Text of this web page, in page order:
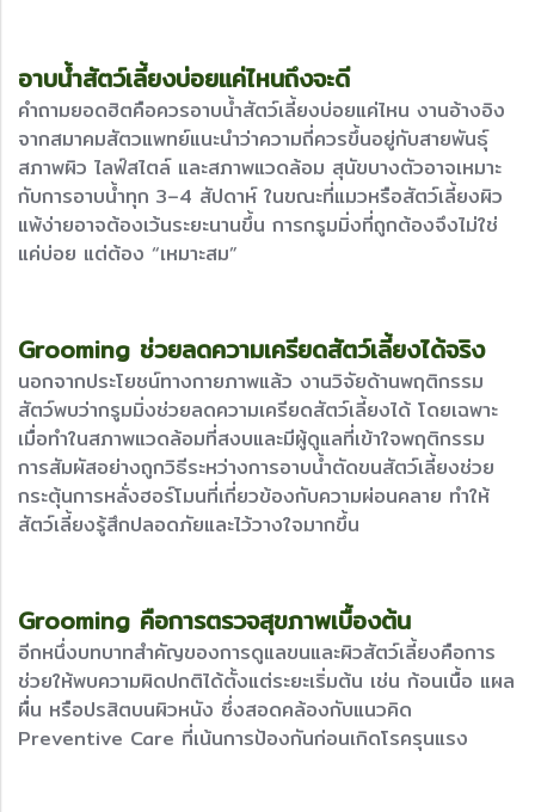
อาบน้ำสัตว์เลี้ยงบ่อยแค่ไหนถึงจะดี
คำถามยอดฮิตคือควรอาบน้ำสัตว์เลี้ยงบ่อยแค่ไหน งานอ้างอิง
จากสมาคมสัตวแพทย์แนะนำว่าความถี่ควรขึ้นอยู่กับสายพันธุ์
สภาพผิว ไลฟ์สไตล์ และสภาพแวดล้อม สุนัขบางตัวอาจเหมาะ
กับการอาบน้ำทุก 3–4 สัปดาห์ ในขณะที่แมวหรือสัตว์เลี้ยงผิว
แพ้ง่ายอาจต้องเว้นระยะนานขึ้น การกรูมมิ่งที่ถูกต้องจึงไม่ใช่
แค่บ่อย แต่ต้อง “เหมาะสม”
Grooming ช่วยลดความเครียดสัตว์เลี้ยงได้จริง
นอกจากประโยชน์ทางกายภาพแล้ว งานวิจัยด้านพฤติกรรม
สัตว์พบว่ากรูมมิ่งช่วยลดความเครียดสัตว์เลี้ยงได้ โดยเฉพาะ
เมื่อทำในสภาพแวดล้อมที่สงบและมีผู้ดูแลที่เข้าใจพฤติกรรม
การสัมผัสอย่างถูกวิธีระหว่างการอาบน้ำตัดขนสัตว์เลี้ยงช่วย
กระตุ้นการหลั่งฮอร์โมนที่เกี่ยวข้องกับความผ่อนคลาย ทำให้
สัตว์เลี้ยงรู้สึกปลอดภัยและไว้วางใจมากขึ้น
Grooming คือการตรวจสุขภาพเบื้องต้น
อีกหนึ่งบทบาทสำคัญของการดูแลขนและผิวสัตว์เลี้ยงคือการ
ช่วยให้พบความผิดปกติได้ตั้งแต่ระยะเริ่มต้น เช่น ก้อนเนื้อ แผล
ผื่น หรือปรสิตบนผิวหนัง ซึ่งสอดคล้องกับแนวคิด
Preventive Care ที่เน้นการป้องกันก่อนเกิดโรครุนแรง